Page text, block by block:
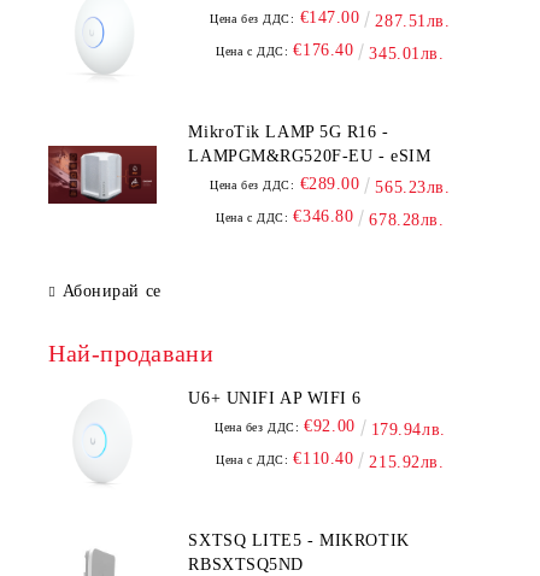
Цена без ДДС: €147.00 287.51лв.
Цена с ДДС: €176.40 345.01лв.
MikroTik LAMP 5G R16 -
LAMPGM&RG520F-EU - eSIM
Цена без ДДС: €289.00 565.23лв.
Цена с ДДС: €346.80 678.28лв.
Абонирай се
Най-продавани
U6+ UNIFI AP WIFI 6
Цена без ДДС: €92.00 179.94лв.
Цена с ДДС: €110.40 215.92лв.
SXTSQ LITE5 - MIKROTIK
RBSXTSQ5ND